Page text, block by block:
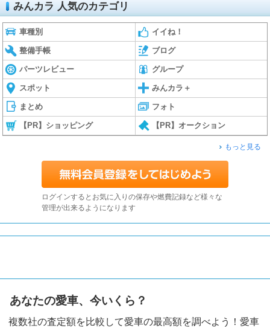
みんカラ 人気のカテゴリ
車種別 イイね！
整備手帳 ブログ
パーツレビュー グループ
スポット みんカラ＋
まとめ フォト
【PR】ショッピング 【PR】オークション
もっと見る
ログインするとお気に入りの保存や燃費記録など様々な
管理が出来るようになります
あなたの愛車、今いくら？
複数社の査定額を比較して愛車の最高額を調べよう！愛車